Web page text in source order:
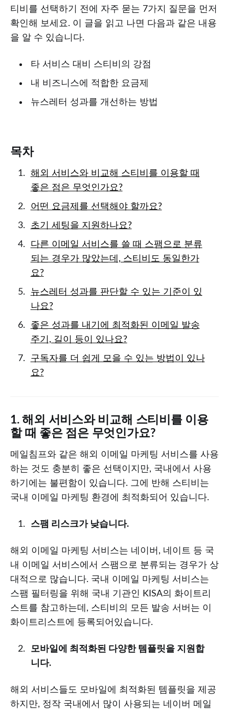
티비를 선택하기 전에 자주 묻는 7가지 질문을 먼저
확인해 보세요. 이 글을 읽고 나면 다음과 같은 내용
을 알 수 있습니다.
타 서비스 대비 스티비의 강점
내 비즈니스에 적합한 요금제
뉴스레터 성과를 개선하는 방법
목차
해외 서비스와 비교해 스티비를 이용할 때
좋은 점은 무엇인가요?
어떤 요금제를 선택해야 할까요?
초기 세팅을 지원하나요?
다른 이메일 서비스를 쓸 때 스팸으로 분류
되는 경우가 많았는데, 스티비도 동일한가
요?
뉴스레터 성과를 판단할 수 있는 기준이 있
나요?
좋은 성과를 내기에 최적화된 이메일 발송
주기, 길이 등이 있나요?
구독자를 더 쉽게 모을 수 있는 방법이 있나
요?
1. 해외 서비스와 비교해 스티비를 이용
할 때 좋은 점은 무엇인가요?
메일침프와 같은 해외 이메일 마케팅 서비스를 사용
하는 것도 충분히 좋은 선택이지만, 국내에서 사용
하기에는 불편함이 있습니다. 그에 반해 스티비는
국내 이메일 마케팅 환경에 최적화되어 있습니다.
스팸 리스크가 낮습니다.
해외 이메일 마케팅 서비스는 네이버, 네이트 등 국
내 이메일 서비스에서 스팸으로 분류되는 경우가 상
대적으로 많습니다. 국내 이메일 마케팅 서비스는
스팸 필터링을 위해 국내 기관인 KISA의 화이트리
스트를 참고하는데, 스티비의 모든 발송 서버는 이
화이트리스트에 등록되어있습니다.
모바일에 최적화된 다양한 템플릿을 지원합
니다.
해외 서비스들도 모바일에 최적화된 템플릿을 제공
하지만, 정작 국내에서 많이 사용되는 네이버 메일